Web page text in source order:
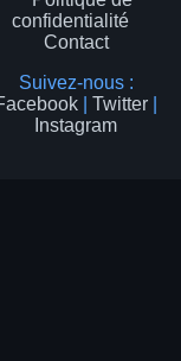
confidentialité
Contact
Suivez-nous :
Twitter
Instagram